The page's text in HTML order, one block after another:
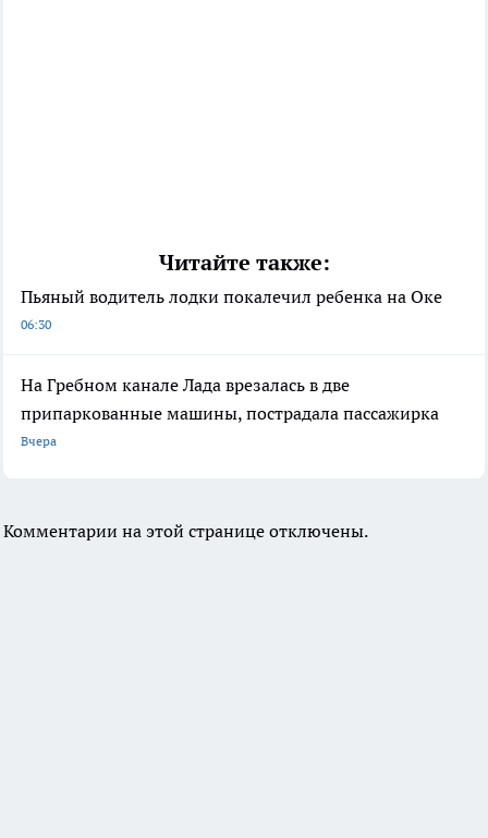
Читайте также:
Пьяный водитель лодки покалечил ребенка на Оке
06:30
На Гребном канале Лада врезалась в две
припаркованные машины, пострадала пассажирка
Вчера
Комментарии на этой странице отключены.